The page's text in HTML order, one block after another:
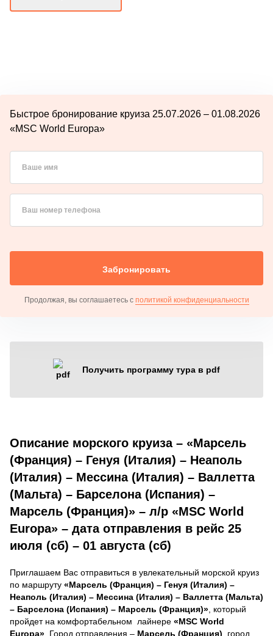
Быстрое бронирование круиза 25.07.2026 – 01.08.2026
«MSC World Europa»
Ваше имя
Ваш номер телефона
Забронировать
Продолжая, вы соглашаетесь с политикой конфиденциальности
Получить программу тура в pdf
Описание морского круиза – «Марсель
(Франция) – Генуя (Италия) – Неаполь
(Италия) – Мессина (Италия) – Валлетта
(Мальта) – Барселона (Испания) –
Марсель (Франция)» – л/р «MSC World
Europa» – дата отправления в рейс 25
июля (сб) – 01 августа (сб)
Приглашаем Вас отправиться в увлекательный морской круиз
по маршруту «Марсель (Франция) – Генуя (Италия) –
Неаполь (Италия) – Мессина (Италия) – Валлетта (Мальта)
– Барселона (Испания) – Марсель (Франция)» , который
пройдет на комфортабельном лайнере «MSC World
Europa» . Город отправления – Марсель (Франция) , город